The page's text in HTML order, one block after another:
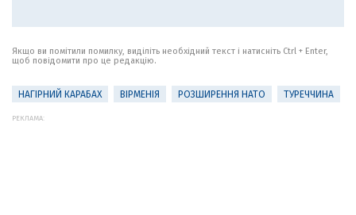
Якщо ви помітили помилку, виділіть необхідний текст і натисніть Ctrl + Enter,
щоб повідомити про це редакцію.
НАГІРНИЙ КАРАБАХ ВІРМЕНІЯ РОЗШИРЕННЯ НАТО ТУРЕЧЧИНА
РЕКЛАМА: